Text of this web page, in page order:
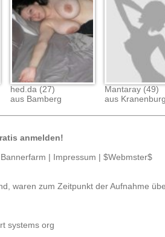
hed.da (27)
aus Bamberg
Mantaray (49)
aus Kranenburg
anmelden!
Bannerfarm | Impressum | $Webmster$
waren zum Zeitpunkt der Aufnahme